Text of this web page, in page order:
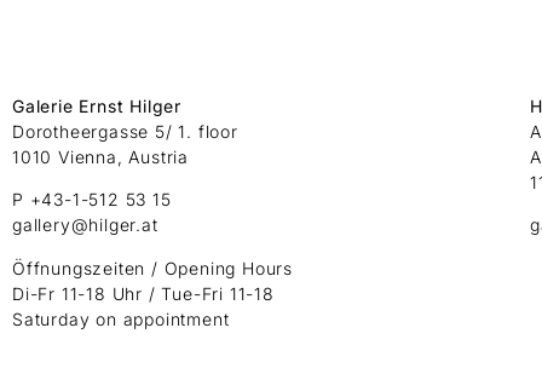
Galerie Ernst Hilger
Dorotheergasse 5/ 1. floor
1010 Vienna, Austria
P +43-1-512 53 15
gallery@hilger.at
Öffnungszeiten / Opening Hours
Di-Fr 11-18 Uhr / Tue-Fri 11-18
Saturday on appointment